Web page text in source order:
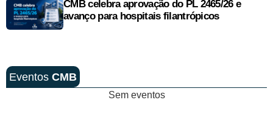
CMB celebra aprovação do PL 2465/26 e
avanço para hospitais filantrópicos
Eventos CMB
Sem eventos